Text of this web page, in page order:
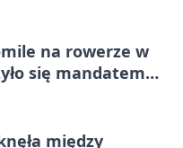
na rowerze w
się mandatem
między